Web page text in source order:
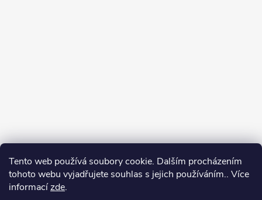
Tento web používá soubory cookie. Dalším procházením
tohoto webu vyjadřujete souhlas s jejich používáním.. Více
informacízde.